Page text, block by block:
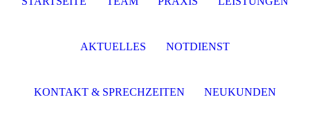
AKTUELLES NOTDIENST
KONTAKT & SPRECHZEITEN NEUKUNDEN